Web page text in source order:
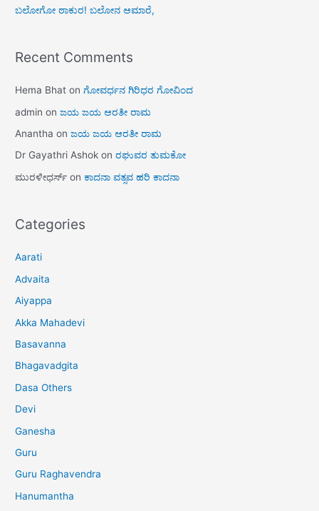
ಬಲೋಗೋ ಠಾಕುರ! ಬಲೋನ ಆಮಾರೆ,
Recent Comments
Hema Bhat onಗೋವರ್ಧನ ಗಿರಿಧರ ಗೋವಿಂದ
admin onಜಯ ಜಯ ಆರತೀ ರಾಮ
Anantha onಜಯ ಜಯ ಆರತೀ ರಾಮ
Dr Gayathri Ashok onರಘುವರ ತುಮಕೋ
ಮುರಳೀಧರ್ಸ್ onಕಾದನಾ ವತ್ಸವ ಹರಿ ಕಾದನಾ
Categories
Aarati
Advaita
Aiyappa
Akka Mahadevi
Basavanna
Bhagavadgita
Dasa Others
Devi
Ganesha
Guru
Guru Raghavendra
Hanumantha